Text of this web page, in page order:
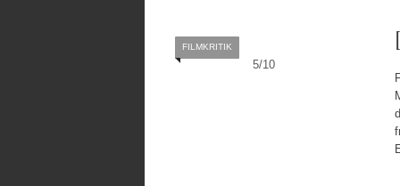
5/10
FILMKRITIK